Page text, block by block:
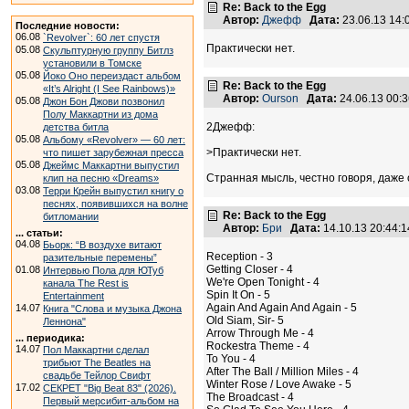
Последние новости:
06.08 `Revolver`: 60 лет спустя
05.08 Скульптурную группу Битлз
установили в Томске
05.08 Йоко Оно переиздаст альбом
«It’s Alright (I See Rainbows)»
05.08 Джон Бон Джови позвонил
Полу Маккартни из дома
детства битла
05.08 Альбому «Revolver» — 60 лет:
что пишет зарубежная пресса
05.08 Джеймс Маккартни выпустил
клип на песню «Dreams»
03.08 Терри Крейн выпустил книгу о
песнях, появившихся на волне
битломании
... статьи:
04.08 Бьорк: “В воздухе витают
разительные перемены”
01.08 Интервью Пола для ЮТуб
канала The Rest is
Entertainment
14.07 Книга "Слова и музыка Джона
Леннона"
... периодика:
14.07 Пол Маккартни сделал
трибьют The Beatles на
свадьбе Тейлор Свифт
17.02 СЕКРЕТ "Big Beat 83" (2026).
Первый мерсибит-альбом на
Re: Back to the Egg
Автор: Джефф Дата: 23.06.13
Практически нет.
Re: Back to the Egg
Автор: Ourson Дата: 24.06.13
2Джефф:
>Практически нет.
Странная мысль, честно говоря, даже
Re: Back to the Egg
Автор: Бри Дата: 14.10.13
Reception - 3
Getting Closer - 4
We're Open Tonight - 4
Spin It On - 5
Again And Again And Again - 5
Old Siam, Sir- 5
Arrow Through Me - 4
Rockestra Theme - 4
To You - 4
After The Ball / Million Miles - 4
Winter Rose / Love Awake - 5
The Broadcast - 4